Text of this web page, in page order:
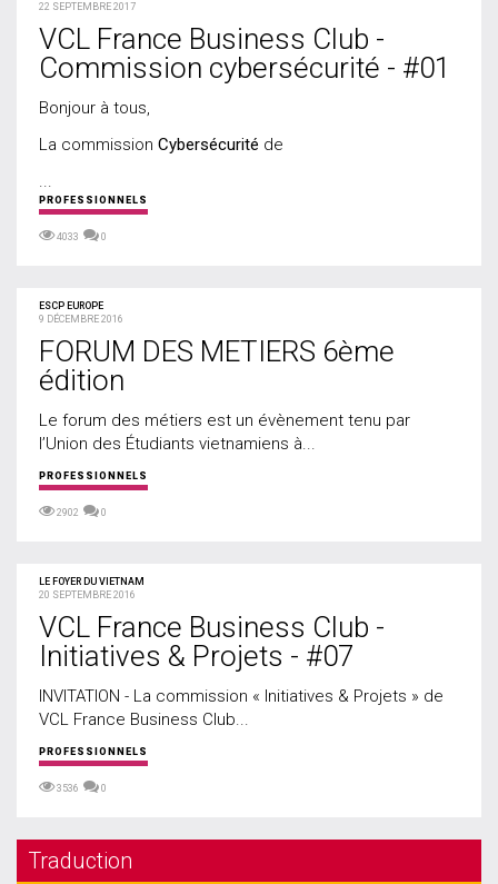
22 SEPTEMBRE 2017
VCL France Business Club -
Commission cybersécurité - #01
Bonjour à tous,
La commission Cybersécurité de
...
PROFESSIONNELS
4033 0
ESCP EUROPE
9 DÉCEMBRE 2016
FORUM DES METIERS 6ème
édition
Le forum des métiers est un évènement tenu par
l’Union des Étudiants vietnamiens à...
PROFESSIONNELS
2902 0
LE FOYER DU VIETNAM
20 SEPTEMBRE 2016
VCL France Business Club -
Initiatives & Projets - #07
INVITATION - La commission « Initiatives & Projets » de
VCL France Business Club...
PROFESSIONNELS
3536 0
Traduction